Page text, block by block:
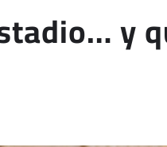
y